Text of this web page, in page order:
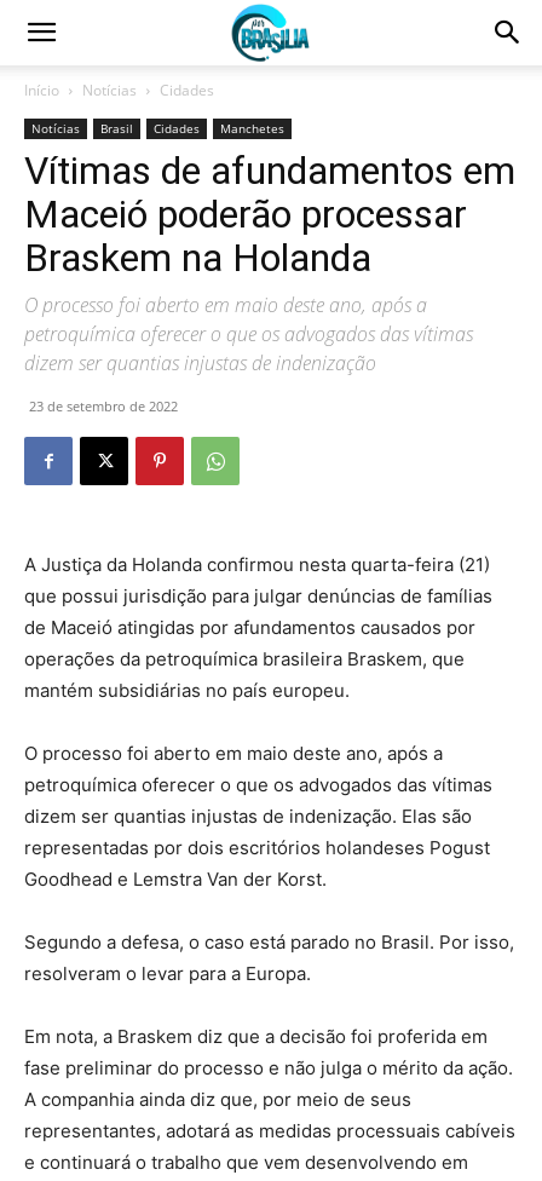
Início Notícias Cidades
Notícias Brasil Cidades Manchetes
Vítimas de afundamentos em
Maceió poderão processar
Braskem na Holanda
O processo foi aberto em maio deste ano, após a
petroquímica oferecer o que os advogados das vítimas
dizem ser quantias injustas de indenização
23 de setembro de 2022
A Justiça da Holanda confirmou nesta quarta-feira (21)
que possui jurisdição para julgar denúncias de famílias
de Maceió atingidas por afundamentos causados por
operações da petroquímica brasileira Braskem, que
mantém subsidiárias no país europeu.
O processo foi aberto em maio deste ano, após a
petroquímica oferecer o que os advogados das vítimas
dizem ser quantias injustas de indenização. Elas são
representadas por dois escritórios holandeses Pogust
Goodhead e Lemstra Van der Korst.
Segundo a defesa, o caso está parado no Brasil. Por isso,
resolveram o levar para a Europa.
Em nota, a Braskem diz que a decisão foi proferida em
fase preliminar do processo e não julga o mérito da ação.
A companhia ainda diz que, por meio de seus
representantes, adotará as medidas processuais cabíveis
e continuará o trabalho que vem desenvolvendo em